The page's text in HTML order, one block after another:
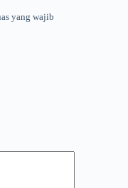
yang wajib